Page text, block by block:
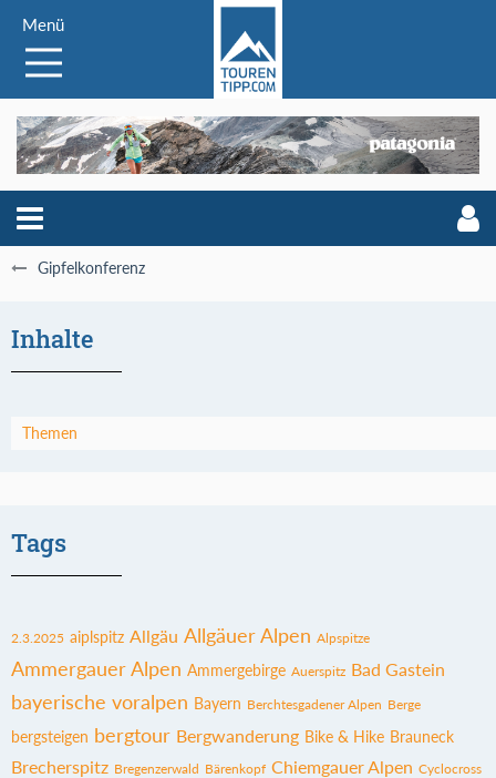
Menü
Gipfelkonferenz
Inhalte
Themen
Tags
2.3.2025 aiplspitz Allgäu Allgäuer Alpen Alpspitze
Ammergauer Alpen Ammergebirge Auerspitz Bad Gastein
bayerische voralpen Bayern Berchtesgadener Alpen Berge
bergsteigen bergtour Bergwanderung Bike & Hike Brauneck
Brecherspitz Bregenzerwald Bärenkopf Chiemgauer Alpen Cyclocross